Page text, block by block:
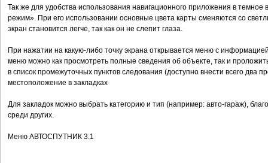
Так же для удобства использования навигационного приложения в
режим». При его использовании основные цвета карты сменяются со
экран становится легче, так как он не слепит глаза.
При нажатии на какую-либо точку экрана открывается меню с
меню можно как просмотреть полные сведения об объекте, так и
в список промежуточных пунктов следования (доступно внести всего два
местоположение в закладках
Для закладок можно выбрать категорию и тип (например: авто-гараж),
среди других.
Меню АВТОСПУТНИК 3.1